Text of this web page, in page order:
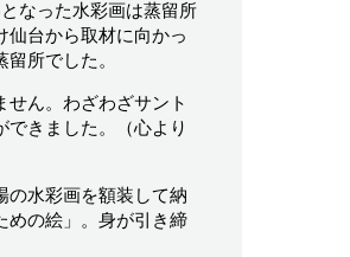
なった水彩画は蒸留所
仙台から取材に向かっ
所でした。
ん。わざわざサント
できました。（心より
の水彩画を額装して納
めの絵」。身が引き締